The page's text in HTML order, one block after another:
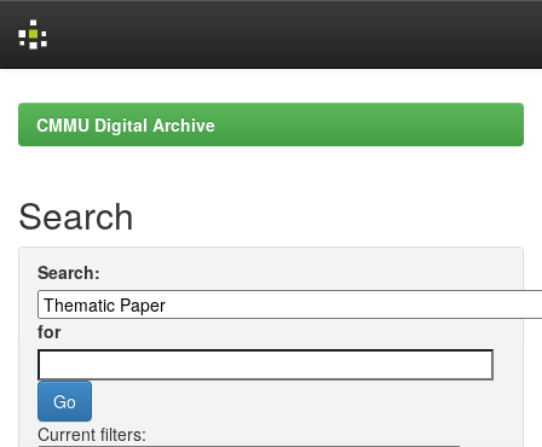
navigationCMMU Digital Archive
Search
Search:
for
Current filters: